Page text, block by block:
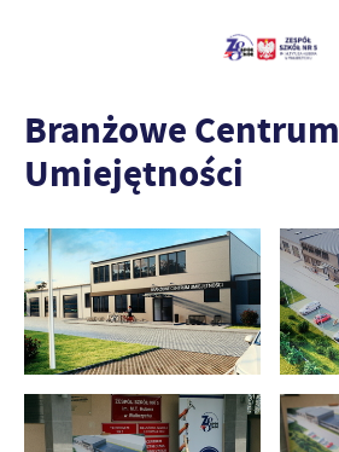
Branżowe Centrum
Umiejętności